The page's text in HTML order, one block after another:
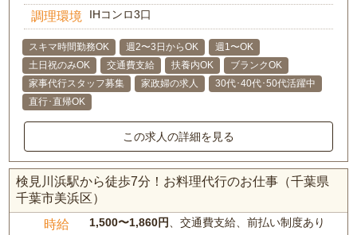
調理環境 IHコンロ3口
スキマ時間勤務OK 週2〜3日からOK
週1〜OK
土日祝のみOK
交通費支給 扶養内OK
ブランクOK
家事代行スタッフ募集
家政婦の求人
30代･40代･50代活躍中
直行･直帰OK
この求人の詳細を見る
検見川浜駅から徒歩7分！お料理代行のお仕事（千葉県
千葉市美浜区）
時給 1,500〜1,860円 、交通費支給、前払い制度あり